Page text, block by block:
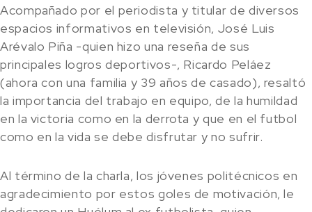
Acompañado por el periodista y titular de diversos
espacios informativos en televisión, José Luis
Arévalo Piña -quien hizo una reseña de sus
principales logros deportivos-, Ricardo Peláez
(ahora con una familia y 39 años de casado), resaltó
la importancia del trabajo en equipo, de la humildad
en la victoria como en la derrota y que en el futbol
como en la vida se debe disfrutar y no sufrir.
Al término de la charla, los jóvenes politécnicos en
agradecimiento por estos goles de motivación, le